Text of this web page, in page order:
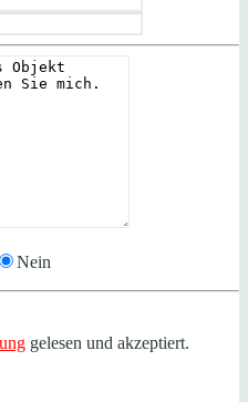
Nein
gelesen und akzeptiert.